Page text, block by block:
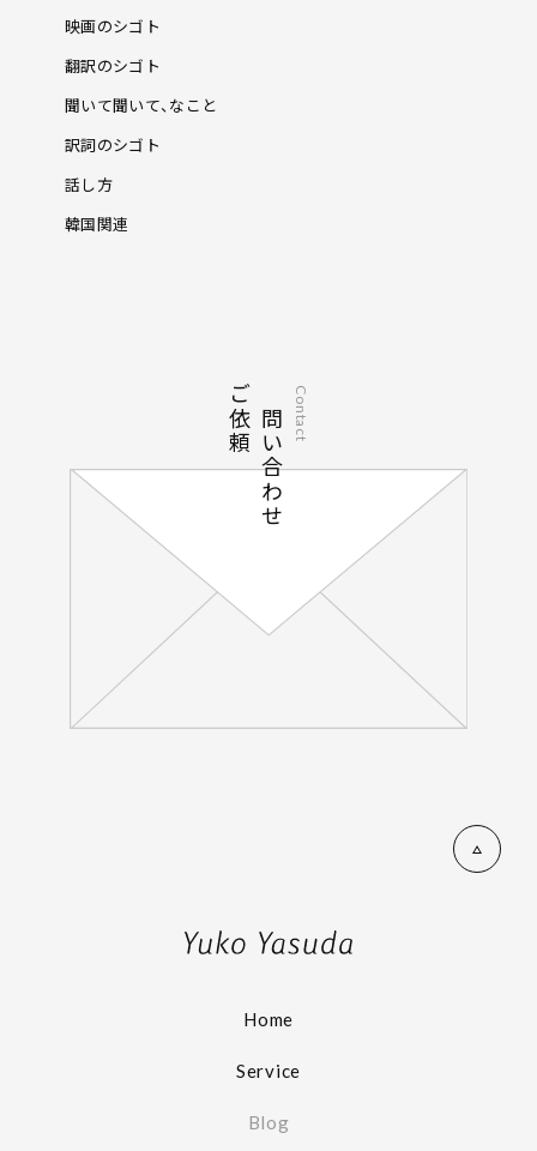
映画のシゴト
翻訳のシゴト
聞いて聞いて、なこと
訳詞のシゴト
話し方
韓国関連
お問い合わせ
ご依頼 Contact
Home
Service
Blog